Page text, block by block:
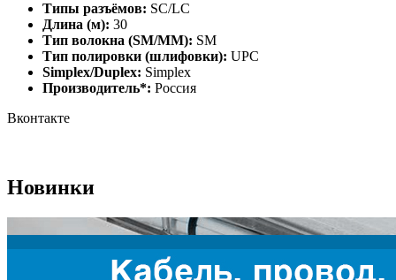
Типы разъёмов: SC/LC
Длина (м): 30
Тип волокна (SM/MM): SM
Тип полировки (шлифовки): UPC
Simplex/Duplex: Simplex
Производитель*: Россия
Вконтакте
Новинки